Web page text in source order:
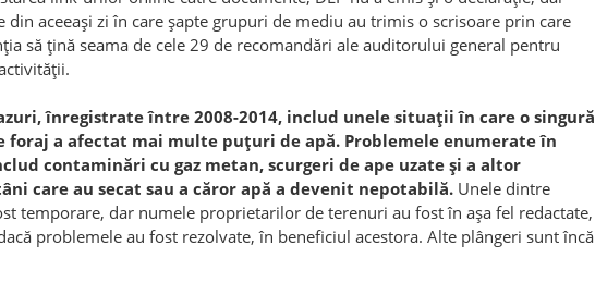
din aceeași zi în care șapte grupuri de mediu au trimis o scrisoare prin care
să țină seama de cele 29 de recomandări ale auditorului general pentru
înregistrate între 2008-2014, includ unele situații în care o singură
foraj a afectat mai multe puțuri de apă. Problemele enumerate în
contaminări cu gaz metan, scurgeri de ape uzate și a altor
care au secat sau a căror apă a devenit nepotabilă. Unele dintre
temporare, dar numele proprietarilor de terenuri au fost în așa fel redactate,
problemele au fost rezolvate, în beneficiul acestora. Alte plângeri sunt încă